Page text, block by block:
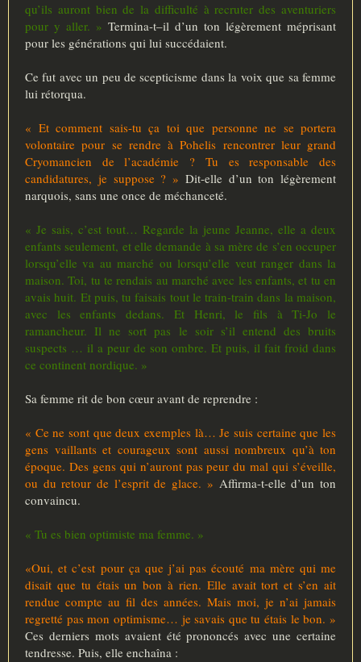
qu’ils auront bien de la difficulté à recruter des aventuriers
pour y aller. » Termina-t–il d’un ton légèrement méprisant
pour les générations qui lui succédaient.
Ce fut avec un peu de scepticisme dans la voix que sa femme
lui rétorqua.
« Et comment sais-tu ça toi que personne ne se portera
volontaire pour se rendre à Pohelis rencontrer leur grand
Cryomancien de l’académie ? Tu es responsable des
candidatures, je suppose ? » Dit-elle d’un ton légèrement
narquois, sans une once de méchanceté.
« Je sais, c’est tout… Regarde la jeune Jeanne, elle a deux
enfants seulement, et elle demande à sa mère de s’en occuper
lorsqu’elle va au marché ou lorsqu’elle veut ranger dans la
maison. Toi, tu te rendais au marché avec les enfants, et tu en
avais huit. Et puis, tu faisais tout le train-train dans la maison,
avec les enfants dedans. Et Henri, le fils à Ti-Jo le
ramancheur. Il ne sort pas le soir s’il entend des bruits
suspects … il a peur de son ombre. Et puis, il fait froid dans
ce continent nordique. »
Sa femme rit de bon cœur avant de reprendre :
« Ce ne sont que deux exemples là… Je suis certaine que les
gens vaillants et courageux sont aussi nombreux qu’à ton
époque. Des gens qui n’auront pas peur du mal qui s’éveille,
ou du retour de l’esprit de glace. » Affirma-t-elle d’un ton
convaincu.
« Tu es bien optimiste ma femme. »
«Oui, et c’est pour ça que j’ai pas écouté ma mère qui me
disait que tu étais un bon à rien. Elle avait tort et s’en ait
rendue compte au fil des années. Mais moi, je n’ai jamais
regretté pas mon optimisme… je savais que tu étais le bon. »
Ces derniers mots avaient été prononcés avec une certaine
tendresse. Puis, elle enchaîna :